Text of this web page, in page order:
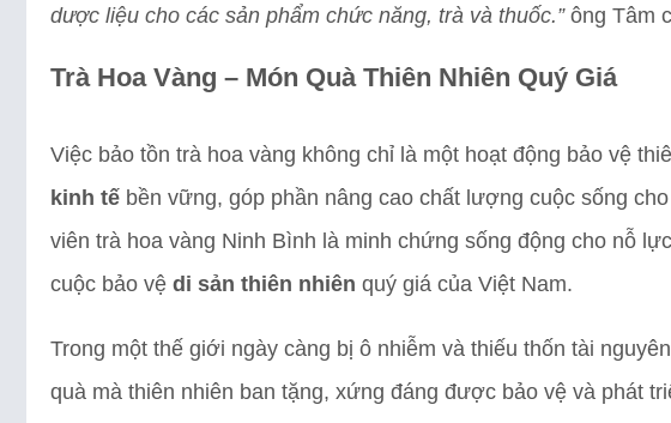
dược liệu cho các sản phẩm chức năng, trà và thuốc.”ông Tâm
Trà Hoa Vàng – Món Quà Thiên Nhiên Quý Giá
Việc bảo tồn trà hoa vàng không chỉ là một hoạt động bảo vệ
kinh tế bền vững, góp phần nâng cao chất lượng cuộc sống
viên trà hoa vàng Ninh Bình là minh chứng sống động cho nỗ
cuộc bảo vệ di sản thiên nhiên quý giá của Việt Nam.
Trong một thế giới ngày càng bị ô nhiễm và thiếu thốn tài
quà mà thiên nhiên ban tặng, xứng đáng được bảo vệ và phát